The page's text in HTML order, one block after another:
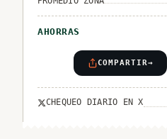
AHORRAS
COMPARTIR→
CHEQUEO DIARIO EN X